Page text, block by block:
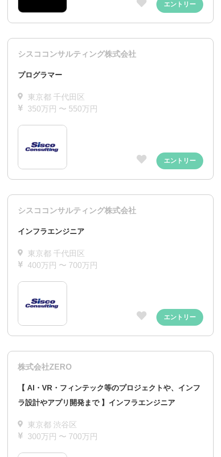
エントリー
シスココンサルティング株式会社
プログラマー
東京都 千代田区
350万円 〜 550万円
エントリー
シスココンサルティング株式会社
インフラエンジニア
東京都 千代田区
400万円 〜 700万円
エントリー
株式会社ZERO
【 AI・VR・フィンテック等のプロジェクトや、インフ
ラ設計やアプリ開発まで 】インフラエンジニア
東京都 渋谷区
300万円 〜 700万円